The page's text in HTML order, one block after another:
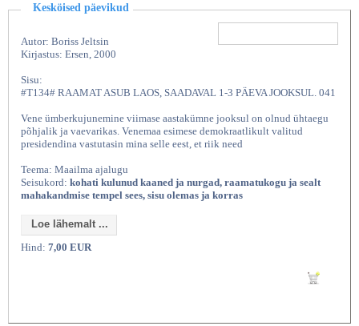
Kesköised päevikud
Autor: Boriss Jeltsin
Kirjastus: Ersen, 2000
Sisu:
#T134# RAAMAT ASUB LAOS, SAADAVAL 1-3 PÄEVA JOOKSUL. 041
Vene ümberkujunemine viimase aastakümne jooksul on olnud ühtaegu
põhjalik ja vaevarikas. Venemaa esimese demokraatlikult valitud
presidendina vastutasin mina selle eest, et riik need
Teema: Maailma ajalugu
Seisukord: kohati kulunud kaaned ja nurgad, raamatukogu ja sealt
mahakandmise tempel sees, sisu olemas ja korras
Loe lähemalt ...
Hind: 7,00 EUR